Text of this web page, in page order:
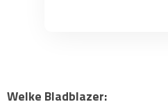
Welke Bladblazer: